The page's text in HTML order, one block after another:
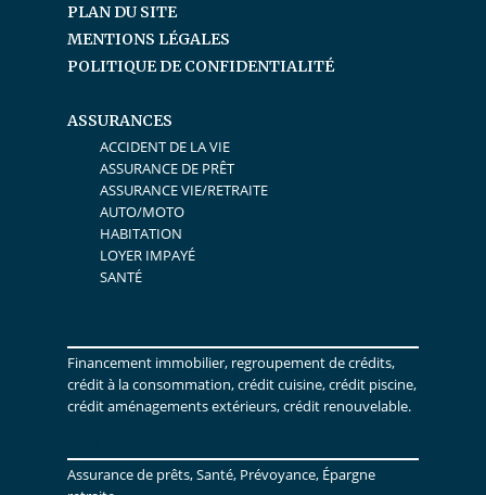
PLAN DU SITE
MENTIONS LÉGALES
POLITIQUE DE CONFIDENTIALITÉ
ASSURANCES
ACCIDENT DE LA VIE
ASSURANCE DE PRÊT
ASSURANCE VIE/RETRAITE
AUTO/MOTO
HABITATION
LOYER IMPAYÉ
SANTÉ
Financement immobilier, regroupement de crédits,
crédit à la consommation, crédit cuisine, crédit piscine,
crédit aménagements extérieurs, crédit renouvelable.
Assurance de prêts, Santé, Prévoyance, Épargne